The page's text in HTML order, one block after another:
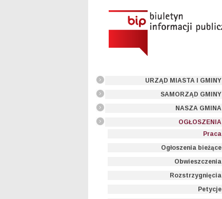
URZĄD MIASTA I GMINY
SAMORZĄD GMINY
NASZA GMINA
OGŁOSZENIA
Praca
Ogłoszenia bieżące
Obwieszczenia
Rozstrzygnięcia
Petycje